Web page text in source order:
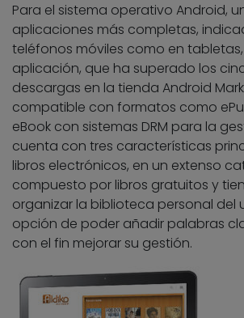
Para el sistema operativo Android,
aplicaciones más completas,
teléfonos móviles como en
aplicación, que ha superado los
descargas en la tienda Android
compatible con formatos como
eBook con sistemas DRM para la
cuenta con tres características
libros electrónicos, en un extenso
compuesto por libros gratuitos y
organizar la biblioteca personal del
opción de poder añadir palabras
con el fin mejorar su gestión.